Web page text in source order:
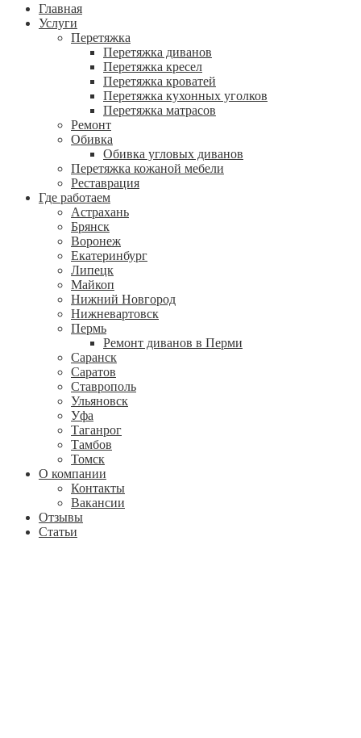
Главная
Услуги
Перетяжка
Перетяжка диванов
Перетяжка кресел
Перетяжка кроватей
Перетяжка кухонных уголков
Перетяжка матрасов
Ремонт
Обивка
Обивка угловых диванов
Перетяжка кожаной мебели
Реставрация
Где работаем
Астрахань
Брянск
Воронеж
Екатеринбург
Липецк
Майкоп
Нижний Новгород
Нижневартовск
Пермь
Ремонт диванов в Перми
Саранск
Саратов
Ставрополь
Ульяновск
Уфа
Таганрог
Тамбов
Томск
О компании
Контакты
Вакансии
Отзывы
Статьи